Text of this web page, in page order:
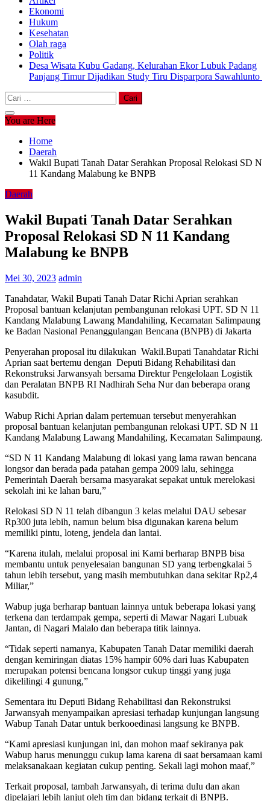
Ekonomi
Hukum
Kesehatan
Olah raga
Politik
Desa Wisata Kubu Gadang, Kelurahan Ekor Lubuk Padang
Panjang Timur Dijadikan Study Tiru Disparpora Sawahlunto
Cari
untuk:
You are Here
Home
Daerah
Wakil Bupati Tanah Datar Serahkan Proposal Relokasi SD N
11 Kandang Malabung ke BNPB
Daerah
Wakil Bupati Tanah Datar Serahkan
Proposal Relokasi SD N 11 Kandang
Malabung ke BNPB
Mei 30, 2023 admin
Tanahdatar, Wakil Bupati Tanah Datar Richi Aprian serahkan
Proposal bantuan kelanjutan pembangunan relokasi UPT. SD N 11
Kandang Malabung Lawang Mandahiling, Kecamatan Salimpaung
ke Badan Nasional Penanggulangan Bencana (BNPB) di Jakarta
Penyerahan proposal itu dilakukan Wakil.Bupati Tanahdatar Richi
Aprian saat bertemu dengan Deputi Bidang Rehabilitasi dan
Rekonstruksi Jarwansyah bersama Direktur Pengelolaan Logistik
dan Peralatan BNPB RI Nadhirah Seha Nur dan beberapa orang
kasubdit.
Wabup Richi Aprian dalam pertemuan tersebut menyerahkan
proposal bantuan kelanjutan pembangunan relokasi UPT. SD N 11
Kandang Malabung Lawang Mandahiling, Kecamatan Salimpaung.
“SD N 11 Kandang Malabung di lokasi yang lama rawan bencana
longsor dan berada pada patahan gempa 2009 lalu, sehingga
Pemerintah Daerah bersama masyarakat sepakat untuk merelokasi
sekolah ini ke lahan baru,”
Relokasi SD N 11 telah dibangun 3 kelas melalui DAU sebesar
Rp300 juta lebih, namun belum bisa digunakan karena belum
memiliki pintu, loteng, jendela dan lantai.
“Karena itulah, melalui proposal ini Kami berharap BNPB bisa
membantu untuk penyelesaian bangunan SD yang terbengkalai 5
tahun lebih tersebut, yang masih membutuhkan dana sekitar Rp2,4
Miliar,”
Wabup juga berharap bantuan lainnya untuk beberapa lokasi yang
terkena dan terdampak gempa, seperti di Mawar Nagari Lubuak
Jantan, di Nagari Malalo dan beberapa titik lainnya.
“Tidak seperti namanya, Kabupaten Tanah Datar memiliki daerah
dengan kemiringan diatas 15% hampir 60% dari luas Kabupaten
merupakan potensi bencana longsor cukup tinggi yang juga
dikelilingi 4 gunung,”
Sementara itu Deputi Bidang Rehabilitasi dan Rekonstruksi
Jarwansyah menyampaikan apresiasi terhadap kunjungan langsung
Wabup Tanah Datar untuk berkooedinasi langsung ke BNPB.
“Kami apresiasi kunjungan ini, dan mohon maaf sekiranya pak
Wabup harus menunggu cukup lama karena di saat bersamaan kami
melaksanakaan kegiatan cukup penting. Sekali lagi mohon maaf,”
Terkait proposal, tambah Jarwansyah, di terima dulu dan akan
dipelajari lebih lanjut oleh tim dan bidang terkait di BNPB.